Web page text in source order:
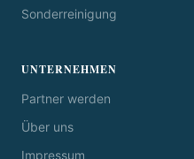
Sonderreinigung
UNTERNEHMEN
Partner werden
Über uns
Impressum